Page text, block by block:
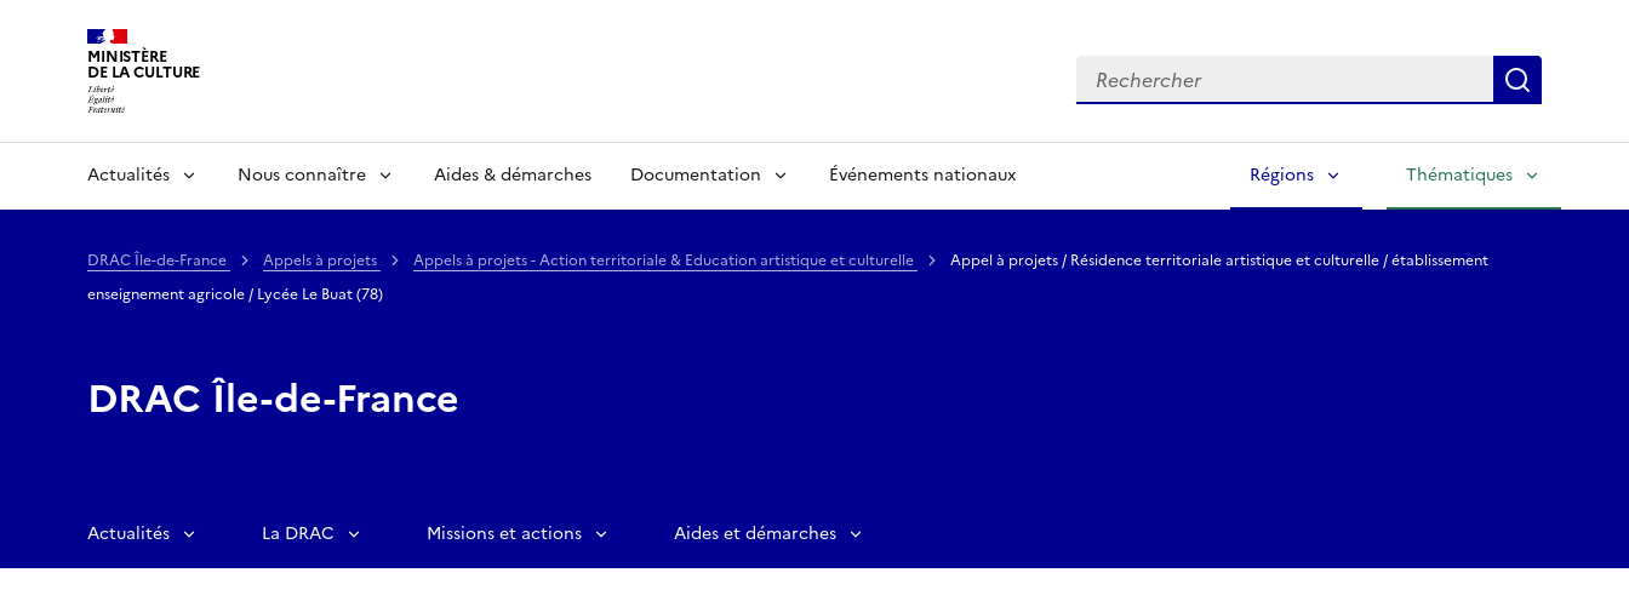
MINISTÈRE
DE LA CULTURE Rechercher
Actualités Nous connaître Aides & démarches Documentation Événements nationaux Régions Thématiques
DRAC Île-de-France Appels à projets Appels à projets - Action territoriale & Education artistique et culturelle
Appel à projets / Résidence territoriale artistique et culturelle / établissement
enseignement agricole / Lycée Le Buat (78)
DRAC Île-de-France
Actualités La DRAC Missions et actions Aides et démarches